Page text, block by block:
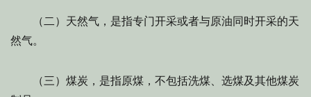
（二）天然气，是指专门开采或者与原油同时开采的天
然气。
（三）煤炭，是指原煤，不包括洗煤、选煤及其他煤炭